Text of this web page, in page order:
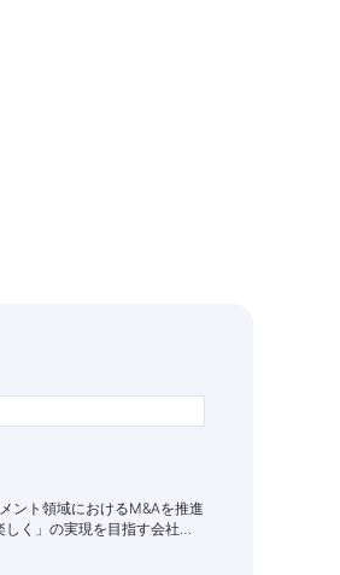
ント領域におけるM&Aを推進
く」の実現を目指す会社で